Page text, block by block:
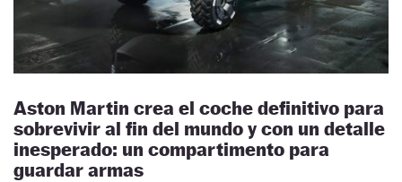
Aston Martin crea el coche definitivo para
sobrevivir al fin del mundo y con un detalle
inesperado: un compartimento para
guardar armas